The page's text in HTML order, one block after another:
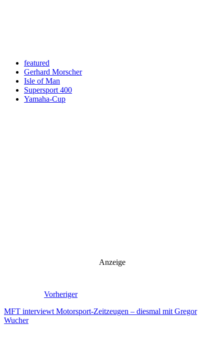
featured
Gerhard Morscher
Isle of Man
Supersport 400
Yamaha-Cup
Anzeige
Vorheriger
MFT interviewt Motorsport-Zeitzeugen – diesmal mit Gregor
Wucher